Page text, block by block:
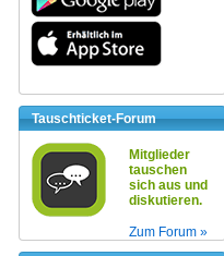
Tauschticket-Forum
Mitglieder
tauschen
sich aus und
diskutieren.
Zum Forum »